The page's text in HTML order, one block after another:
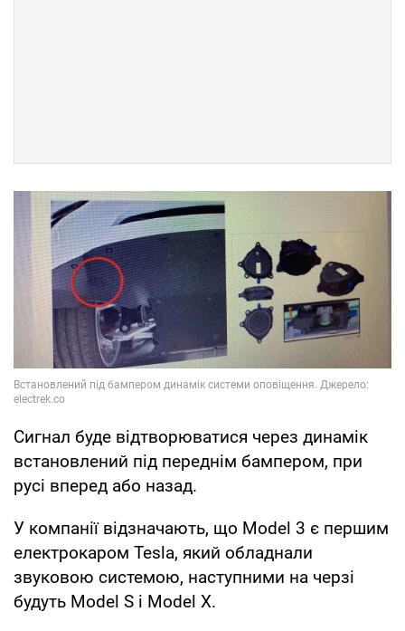
Сигнал буде відтворюватися через динамік
встановлений під переднім бампером, при
русі вперед або назад.
У компанії відзначають, що Model 3 є першим
електрокаром Tesla, який обладнали
звуковою системою, наступними на черзі
будуть Model S і Model X.